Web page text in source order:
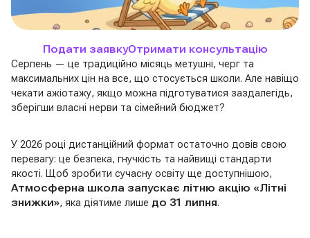
Подати заявкуОтримати консультацію
Серпень — це традиційно місяць метушні, черг та
максимальних цін на все, що стосується школи. Але навіщо
чекати ажіотажу, якщо можна підготуватися заздалегідь,
зберігши власні нерви та сімейний бюджет?
У 2026 році дистанційний формат остаточно довів свою
перевагу: це безпека, гнучкість та найвищі стандарти
якості. Щоб зробити сучасну освіту ще доступнішою,
Атмосферна школа запускає літню акцію «Літні
знижки», яка діятиме лише до 31 липня.